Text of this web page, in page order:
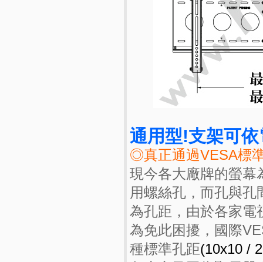
通用型!支架可
◎真正通過VESA標
現今各大廠牌的螢幕
用螺絲孔，而孔與孔
為孔距，由於各家電
為免此困擾，國際
種標準孔距(10x10 /